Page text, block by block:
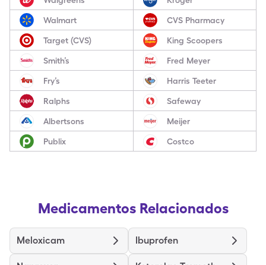
Walmart CVS Pharmacy
Target (CVS) King Scoopers
Smith’s Fred Meyer
Fry’s Harris Teeter
Ralphs Safeway
Albertsons Meijer
Publix Costco
Medicamentos Relacionados
Meloxicam Ibuprofen